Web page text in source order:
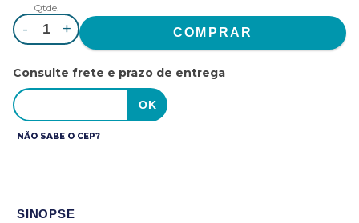
Qtde.
- +
Consulte frete e prazo de entrega
NÃO SABE O CEP?
SINOPSE